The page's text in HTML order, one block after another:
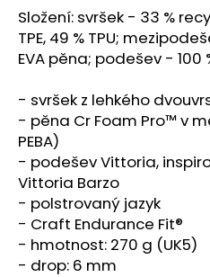
Složení: svršek - 33 %
TPE, 49 % TPU;
EVA pěna; podešev - 100
- svršek z lehkého
- pěna Cr Foam Pro™ v
PEBA)
- podešev Vittoria,
Vittoria Barzo
- polstrovaný jazyk
- Craft Endurance Fit®
- hmotnost: 270 g (UK5)
- drop: 6 mm
ORANŽOVÁ
4
156